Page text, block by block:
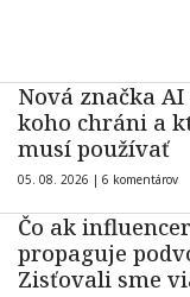
Nová značka AI
koho chráni a
musí používať
05. 08. 2026 | 6 komentárov
Čo ak influencer
propaguje
Zisťovali sme